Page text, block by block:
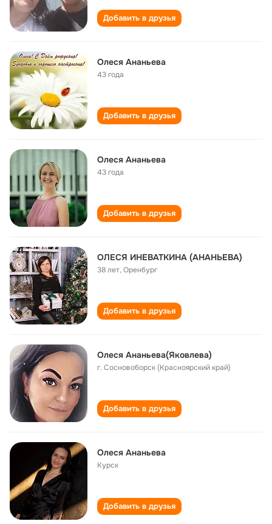
Добавить в друзья
Олеся Ананьева
43 года
Добавить в друзья
Олеся Ананьева
43 года
Добавить в друзья
ОЛЕСЯ ИНЕВАТКИНА (АНАНЬЕВА)
38 лет,Оренбург
Добавить в друзья
Олеся Ананьева(Яковлева)
г. Сосновоборск (Красноярский край)
Добавить в друзья
Олеся Ананьева
Курск
Добавить в друзья